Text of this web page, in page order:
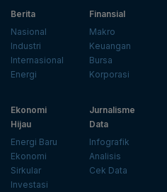
Berita
Nasional
Industri
Internasional
Energi
Finansial
Makro
Keuangan
Bursa
Korporasi
Ekonomi
Hijau
Energi Baru
Ekonomi
Sirkular
Investasi
Jurnalisme
Data
Infografik
Analisis
Cek Data